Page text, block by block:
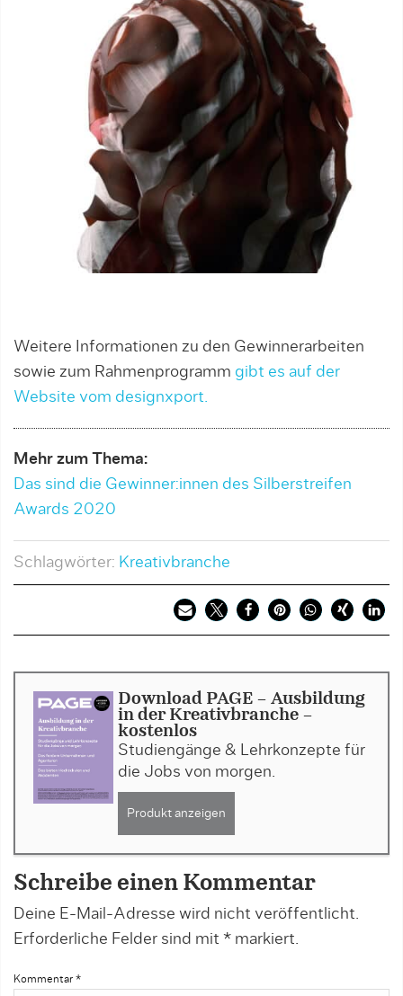
Weitere Informationen zu den Gewinnerarbeiten
sowie zum Rahmenprogramm gibt es auf der
Website vom designxport.
Mehr zum Thema:
Das sind die Gewinner:innen des Silberstreifen
Awards 2020
Schlagwörter: Kreativbranche
Download PAGE - Ausbildung
in der Kreativbranche -
kostenlos
Studiengänge & Lehrkonzepte für
die Jobs von morgen.
Produkt anzeigen
Schreibe einen Kommentar
Deine E-Mail-Adresse wird nicht veröffentlicht.
Erforderliche Felder sind mit * markiert.
Kommentar *